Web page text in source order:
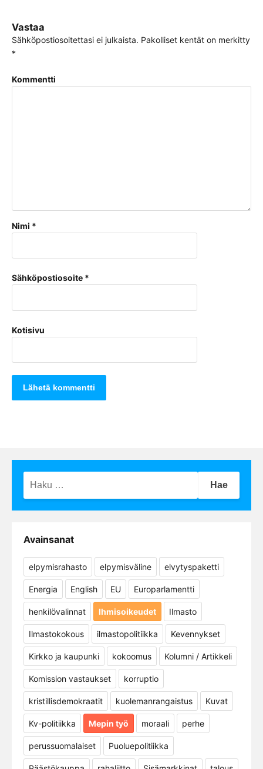
Vastaa
Sähköpostiosoitettasi ei julkaista. Pakolliset kentät on merkitty
*
Kommentti
Nimi *
Sähköpostiosoite *
Kotisivu
Avainsanat
elpymisrahasto elpymisväline elvytyspaketti
Energia English EU Europarlamentti
henkilövalinnat Ihmisoikeudet Ilmasto
Ilmastokokous ilmastopolitiikka Kevennykset
Kirkko ja kaupunki kokoomus Kolumni / Artikkeli
Komission vastaukset korruptio
kristillisdemokraatit kuolemanrangaistus Kuvat
Kv-politiikka Mepin työ moraali perhe
perussuomalaiset Puoluepolitiikka